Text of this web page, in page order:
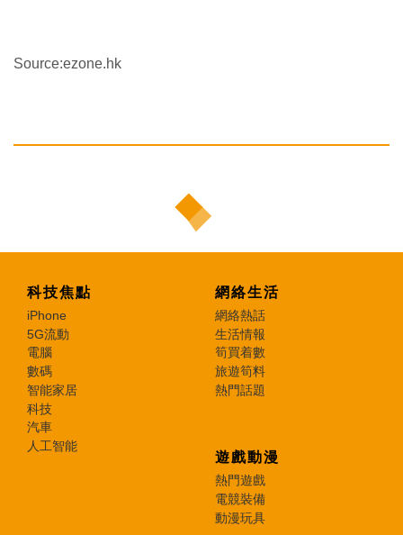
Source:ezone.hk
科技焦點
iPhone
5G流動
電腦
數碼
智能家居
科技
汽車
人工智能
網絡生活
網絡熱話
生活情報
筍買着數
旅遊筍料
熱門話題
遊戲動漫
熱門遊戲
電競裝備
動漫玩具